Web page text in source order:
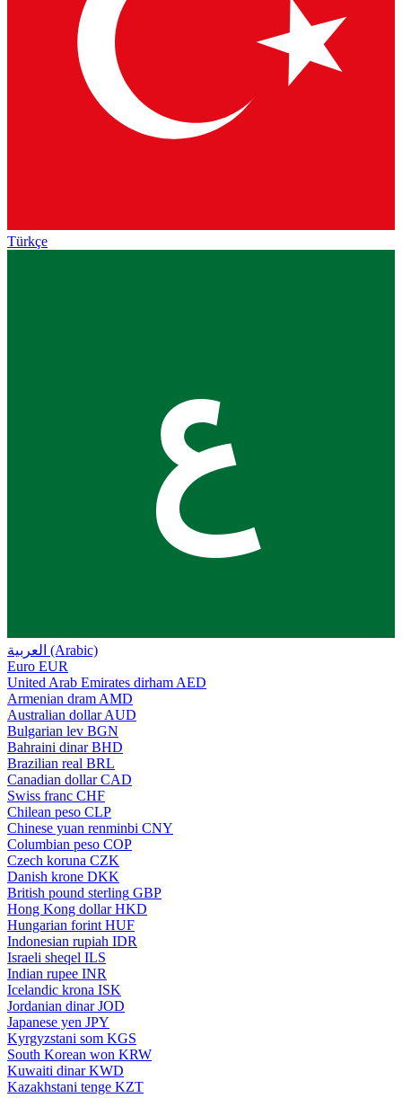
Türkçe
ع
العربية (Arabic)
Euro EUR
United Arab Emirates dirham AED
Armenian dram AMD
Australian dollar AUD
Bulgarian lev BGN
Bahraini dinar BHD
Brazilian real BRL
Canadian dollar CAD
Swiss franc CHF
Chilean peso CLP
Chinese yuan renminbi CNY
Columbian peso COP
Czech koruna CZK
Danish krone DKK
British pound sterling GBP
Hong Kong dollar HKD
Hungarian forint HUF
Indonesian rupiah IDR
Israeli sheqel ILS
Indian rupee INR
Icelandic krona ISK
Jordanian dinar JOD
Japanese yen JPY
Kyrgyzstani som KGS
South Korean won KRW
Kuwaiti dinar KWD
Kazakhstani tenge KZT